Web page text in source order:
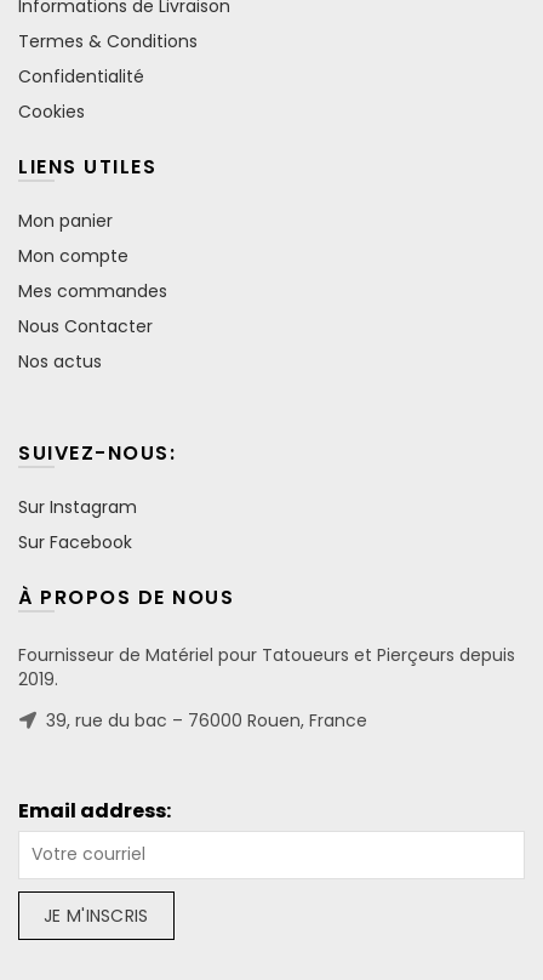
Informations de Livraison
Termes & Conditions
Confidentialité
Cookies
LIENS UTILES
Mon panier
Mon compte
Mes commandes
Nous Contacter
Nos actus
SUIVEZ-NOUS:
Sur Instagram
Sur Facebook
À PROPOS DE NOUS
Fournisseur de Matériel pour Tatoueurs et Pierçeurs depuis
2019.
39, rue du bac – 76000 Rouen, France
Email address: